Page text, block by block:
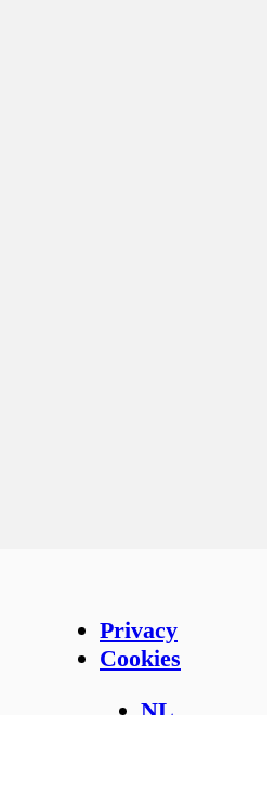
Privacy en countries
Privacy
Cookies
NL